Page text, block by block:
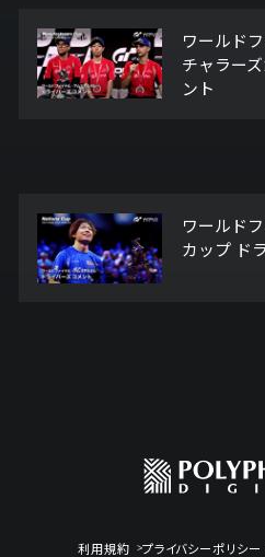
ワールド
チャラー
ント
ワールド
カップ ド
利用規約 プライバシーポリシー